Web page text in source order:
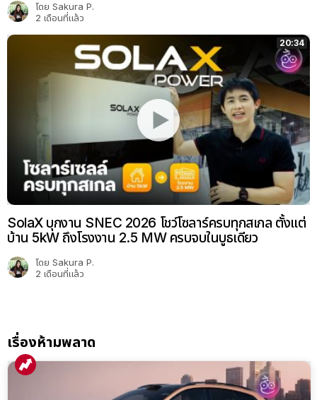
โดย Sakura P.
2 เดือนที่แล้ว
20:34
SolaX บุกงาน SNEC 2026 โชว์โซลาร์ครบทุกสเกล ตั้งแต่
บ้าน 5kW ถึงโรงงาน 2.5 MW ครบจบในบูธเดียว
โดย Sakura P.
2 เดือนที่แล้ว
เรื่องห้ามพลาด